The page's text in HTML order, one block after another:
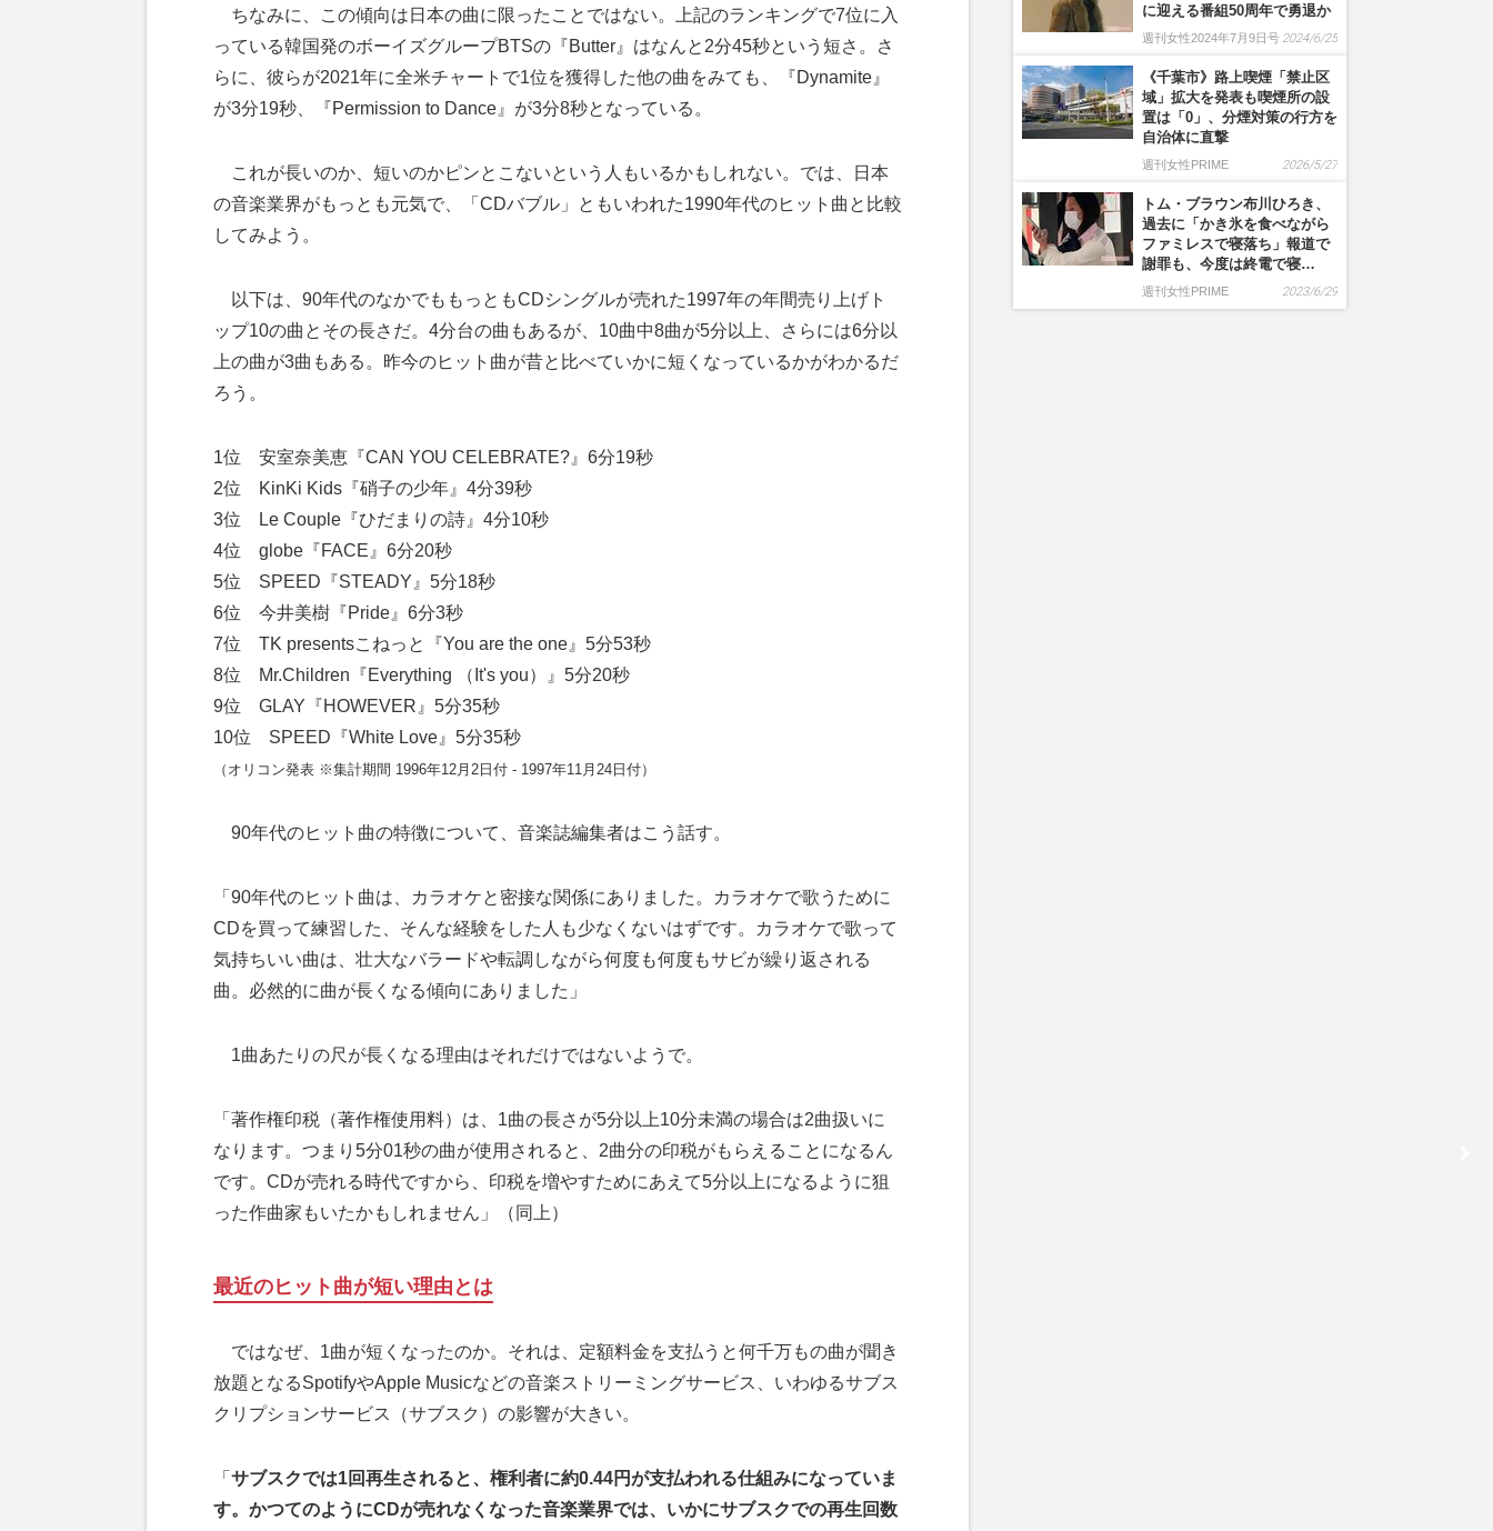
ちなみに、この傾向は日本の曲に限ったことではない。上記のランキングで7位に入
っている韓国発のボーイズグループBTSの『Butter』はなんと2分45秒という短さ。さ
らに、彼らが2021年に全米チャートで1位を獲得した他の曲をみても、『Dynamite』
が3分19秒、『Permission to Dance』が3分8秒となっている。
これが長いのか、短いのかピンとこないという人もいるかもしれない。では、日本
の音楽業界がもっとも元気で、「CDバブル」ともいわれた1990年代のヒット曲と比較
してみよう。
以下は、90年代のなかでももっともCDシングルが売れた1997年の年間売り上げト
ップ10の曲とその長さだ。4分台の曲もあるが、10曲中8曲が5分以上、さらには6分以
上の曲が3曲もある。昨今のヒット曲が昔と比べていかに短くなっているかがわかるだ
ろう。
1位 安室奈美恵『CAN YOU CELEBRATE?』6分19秒
2位 KinKi Kids『硝子の少年』4分39秒
3位 Le Couple『ひだまりの詩』4分10秒
4位 globe『FACE』6分20秒
5位 SPEED『STEADY』5分18秒
6位 今井美樹『Pride』6分3秒
7位 TK presentsこねっと『You are the one』5分53秒
8位 Mr.Children『Everything （It's you）』5分20秒
9位 GLAY『HOWEVER』5分35秒
10位 SPEED『White Love』5分35秒
（オリコン発表 ※集計期間 1996年12月2日付 - 1997年11月24日付）
90年代のヒット曲の特徴について、音楽誌編集者はこう話す。
「90年代のヒット曲は、カラオケと密接な関係にありました。カラオケで歌うために
CDを買って練習した、そんな経験をした人も少なくないはずです。カラオケで歌って
気持ちいい曲は、壮大なバラードや転調しながら何度も何度もサビが繰り返される
曲。必然的に曲が長くなる傾向にありました」
1曲あたりの尺が長くなる理由はそれだけではないようで。
「著作権印税（著作権使用料）は、1曲の長さが5分以上10分未満の場合は2曲扱いに
なります。つまり5分01秒の曲が使用されると、2曲分の印税がもらえることになるん
です。CDが売れる時代ですから、印税を増やすためにあえて5分以上になるように狙
った作曲家もいたかもしれません」（同上）
最近のヒット曲が短い理由とは
ではなぜ、1曲が短くなったのか。それは、定額料金を支払うと何千万もの曲が聞き
放題となるSpotifyやApple Musicなどの音楽ストリーミングサービス、いわゆるサブス
クリプションサービス（サブスク）の影響が大きい。
「 サブスクでは1回再生されると、権利者に約0.44円が支払われる仕組みになっていま
す。かつてのようにCDが売れなくなった音楽業界では、いかにサブスクでの再生回数
に迎える番組50周年で勇退か
週刊女性2024年7月9日号 2024/6/25
《千葉市》路上喫煙「禁止区
域」拡大を発表も喫煙所の設
置は「0」、分煙対策の行方を
自治体に直撃
週刊女性PRIME 2026/5/27
トム・ブラウン布川ひろき、
過去に「かき氷を食べながら
ファミレスで寝落ち」報道で
謝罪も、今度は終電で寝…
週刊女性PRIME 2023/6/29